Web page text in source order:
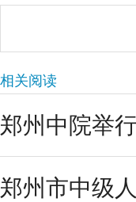
相关阅读
郑州中院举
郑州市中级